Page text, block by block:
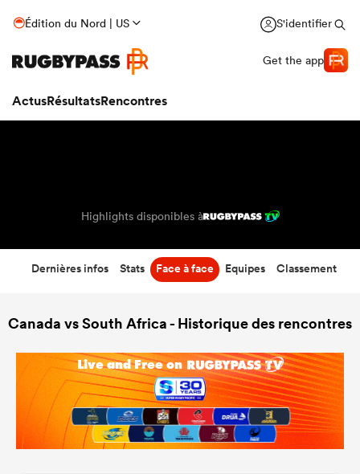
Édition du Nord | US S'identifier
Get the app
ActusRésultatsRencontres
Highlights disponibles à
Dernières infos Stats Face à face Equipes Classement
Canada vs South Africa - Historique des rencontres